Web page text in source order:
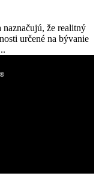
že realitný
určené na bývanie